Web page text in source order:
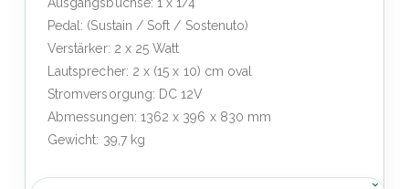
Ausgangsbuchse: 1 x 1/4"
Pedal: (Sustain / Soft / Sostenuto)
Verstärker: 2 x 25 Watt
Lautsprecher: 2 x (15 x 10) cm oval
Stromversorgung: DC 12V
Abmessungen: 1362 x 396 x 830 mm
Gewicht: 39,7 kg